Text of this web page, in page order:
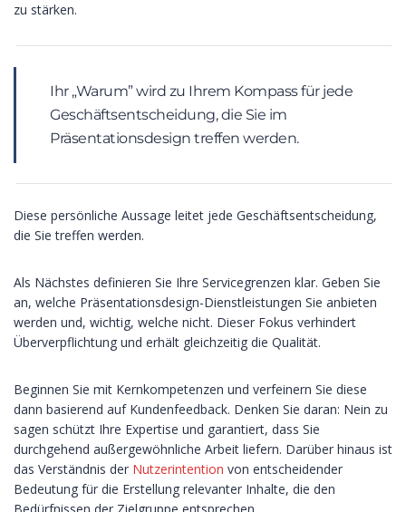
zu stärken.
Ihr „Warum” wird zu Ihrem Kompass für jede
Geschäftsentscheidung, die Sie im
Präsentationsdesign treffen werden.
Diese persönliche Aussage leitet jede Geschäftsentscheidung,
die Sie treffen werden.
Als Nächstes definieren Sie Ihre Servicegrenzen klar. Geben Sie
an, welche Präsentationsdesign-Dienstleistungen Sie anbieten
werden und, wichtig, welche nicht. Dieser Fokus verhindert
Überverpflichtung und erhält gleichzeitig die Qualität.
Beginnen Sie mit Kernkompetenzen und verfeinern Sie diese
dann basierend auf Kundenfeedback. Denken Sie daran: Nein zu
sagen schützt Ihre Expertise und garantiert, dass Sie
durchgehend außergewöhnliche Arbeit liefern. Darüber hinaus ist
das Verständnis der Nutzerintention von entscheidender
Bedeutung für die Erstellung relevanter Inhalte, die den